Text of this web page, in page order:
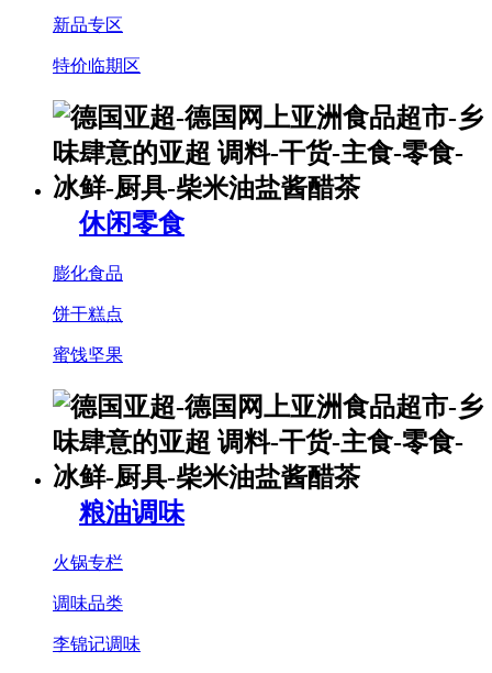
新品专区
特价临期区
休闲零食
膨化食品
饼干糕点
蜜饯坚果
粮油调味
火锅专栏
调味品类
李锦记调味